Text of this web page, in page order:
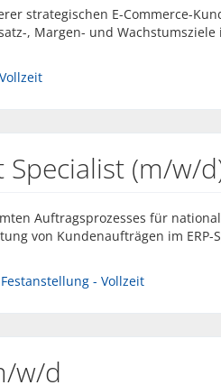
strategischen E-Commerce-
, Margen- und
(m/w/
Auftragsprozesses für
von Kundenaufträgen im ERP-
- Vollzeit
w/d